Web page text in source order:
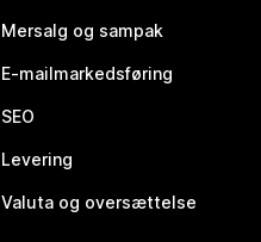
Mersalg og sampak
E-mailmarkedsføring
SEO
Levering
Valuta og oversættelse